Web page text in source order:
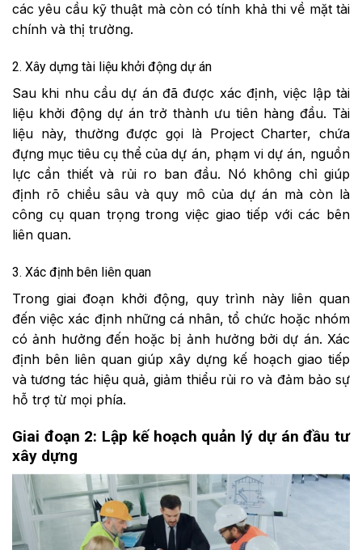
các yêu cầu kỹ thuật mà còn có tính khả thi về mặt tài
chính và thị trường.
2. Xây dựng tài liệu khởi động dự án
Sau khi nhu cầu dự án đã được xác định, việc lập tài
liệu khởi động dự án trở thành ưu tiên hàng đầu. Tài
liệu này, thường được gọi là Project Charter, chứa
đựng mục tiêu cụ thể của dự án, phạm vi dự án, nguồn
lực cần thiết và rủi ro ban đầu. Nó không chỉ giúp
định rõ chiều sâu và quy mô của dự án mà còn là
công cụ quan trọng trong việc giao tiếp với các bên
liên quan.
3. Xác định bên liên quan
Trong giai đoạn khởi động, quy trình này liên quan
đến việc xác định những cá nhân, tổ chức hoặc nhóm
có ảnh hưởng đến hoặc bị ảnh hưởng bởi dự án. Xác
định bên liên quan giúp xây dựng kế hoạch giao tiếp
và tương tác hiệu quả, giảm thiểu rủi ro và đảm bảo sự
hỗ trợ từ mọi phía.
Giai đoạn 2: Lập kế hoạch quản lý dự án đầu tư
xây dựng